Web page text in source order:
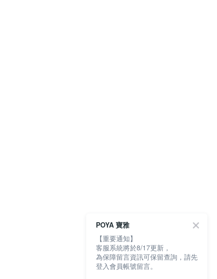
POYA 寶雅
【重要通知】
客服系統將於8/17更新，
為保障留言資訊可保留查詢，請先
登入會員帳號留言。